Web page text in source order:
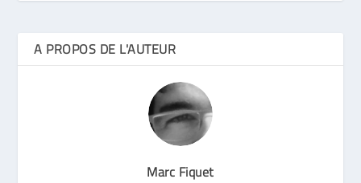
A PROPOS DE L'AUTEUR
Marc Fiquet